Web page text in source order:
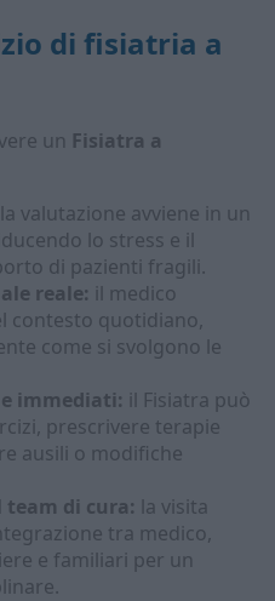
di fisiatria a
un Fisiatra a
la valutazione avviene in un
lo stress e il
di pazienti fragili.
reale: il medico
contesto quotidiano,
come si svolgono le
immediati: il Fisiatra può
prescrivere terapie
ausili o modifiche
team di cura: la visita
tra medico,
e familiari per un